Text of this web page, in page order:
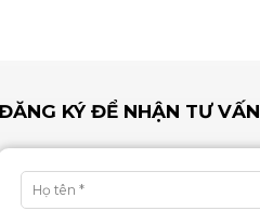
KÝ ĐỂ NHẬN TƯ VẤN